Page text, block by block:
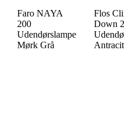
Faro NAYA
200
Udendørslampe
Mørk Grå
Flos
Down